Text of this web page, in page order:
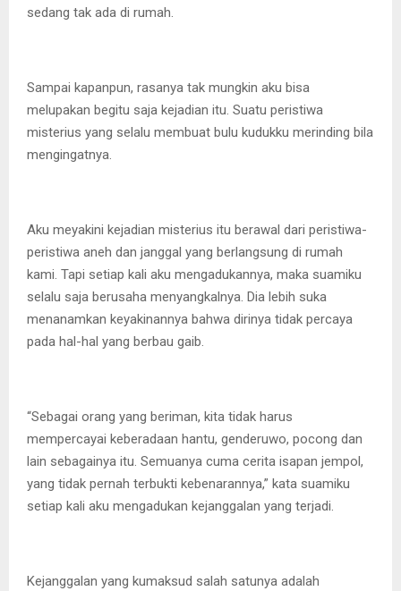
sedang tak ada di rumah.
Sampai kapanpun, rasanya tak mungkin aku bisa
melupakan begitu saja kejadian itu. Suatu peristiwa
misterius yang selalu membuat bulu kudukku merinding bila
mengingatnya.
Aku meyakini kejadian misterius itu berawal dari peristiwa-
peristiwa aneh dan janggal yang berlangsung di rumah
kami. Tapi setiap kali aku mengadukannya, maka suamiku
selalu saja berusaha menyangkalnya. Dia lebih suka
menanamkan keyakinannya bahwa dirinya tidak percaya
pada hal-hal yang berbau gaib.
“Sebagai orang yang beriman, kita tidak harus
mempercayai keberadaan hantu, genderuwo, pocong dan
lain sebagainya itu. Semuanya cuma cerita isapan jempol,
yang tidak pernah terbukti kebenarannya,” kata suamiku
setiap kali aku mengadukan kejanggalan yang terjadi.
Kejanggalan yang kumaksud salah satunya adalah